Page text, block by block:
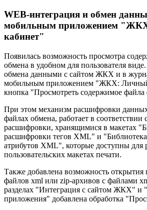
WEB-интеграция и обмен
мобильным приложением
кабинет"
Появилась возможность просмотра
обмена в удобном для пользователя
обмена данными с сайтом ЖКХ и в
мобильным приложением "ЖКХ: Личный
кнопка "Просмотреть содержимое файла
При этом механизм расшифровки
файлах обмена, работает в соответствии
расшифровки, хранящимися в макетах
расшифровки тегов XML" и
атрибутов XML", которые доступны для
пользовательских макетах печати.
Также добавлена возможность открытия
файлов xml или zip-архивов с файлами
разделах "Интеграция с сайтом ЖКХ" и
приложения" добавлена обработка